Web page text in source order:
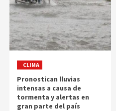
CLIMA
Pronostican lluvias
intensas a causa de
tormenta y alertas en
gran parte del país